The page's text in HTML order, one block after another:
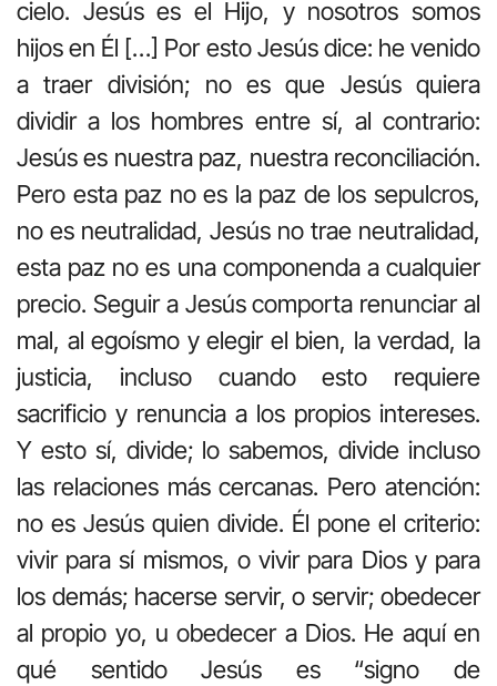
cielo. Jesús es el Hijo, y nosotros somos
hijos en Él […] Por esto Jesús dice: he venido
a traer división; no es que Jesús quiera
dividir a los hombres entre sí, al contrario:
Jesús es nuestra paz, nuestra reconciliación.
Pero esta paz no es la paz de los sepulcros,
no es neutralidad, Jesús no trae neutralidad,
esta paz no es una componenda a cualquier
precio. Seguir a Jesús comporta renunciar al
mal, al egoísmo y elegir el bien, la verdad, la
justicia, incluso cuando esto requiere
sacrificio y renuncia a los propios intereses.
Y esto sí, divide; lo sabemos, divide incluso
las relaciones más cercanas. Pero atención:
no es Jesús quien divide. Él pone el criterio:
vivir para sí mismos, o vivir para Dios y para
los demás; hacerse servir, o servir; obedecer
al propio yo, u obedecer a Dios. He aquí en
qué sentido Jesús es “signo de